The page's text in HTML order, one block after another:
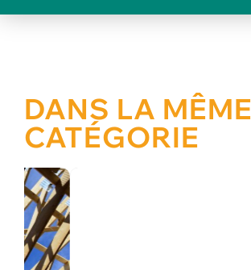
DANS LA MÊME
CATÉGORIE